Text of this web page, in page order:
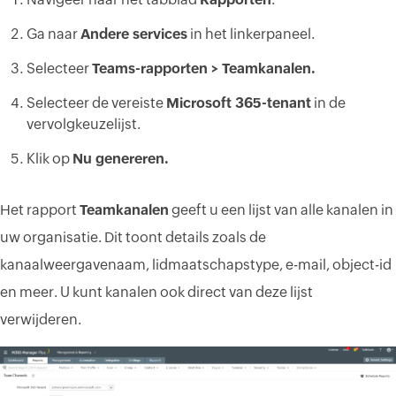
Ga naarAndere services in het linkerpaneel.
SelecteerTeams-rapporten > Teamkanalen.
Selecteer de vereiste Microsoft 365-tenant in de
vervolgkeuzelijst.
Klik op Nu genereren.
Het rapport Teamkanalen geeft u een lijst van alle kanalen in
uw organisatie. Dit toont details zoals de
kanaalweergavenaam, lidmaatschapstype, e-mail, object-id
en meer. U kunt kanalen ook direct van deze lijst
verwijderen.